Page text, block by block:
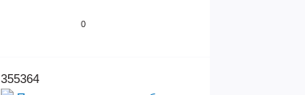
0
355364